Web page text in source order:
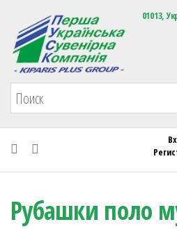
Первая Украинская 01013,
Рубашки поло